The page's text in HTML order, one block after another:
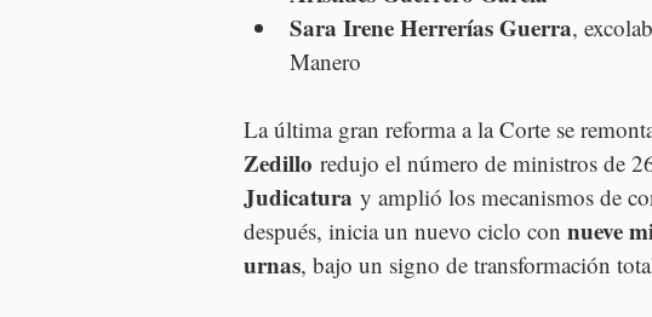
Sara Irene Herrerías Guerra,
Manero
La última gran reforma a la Corte se
Zedillo redujo el número de ministros de
Judicatura y amplió los mecanismos de
después, inicia un nuevo ciclo con nueve
urnas, bajo un signo de transformación